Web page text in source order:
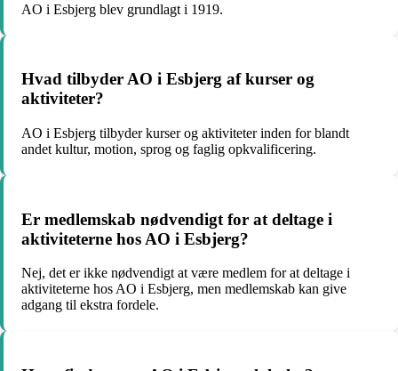
AO i Esbjerg blev grundlagt i 1919.
Hvad tilbyder AO i Esbjerg af kurser og
aktiviteter?
AO i Esbjerg tilbyder kurser og aktiviteter inden for blandt
andet kultur, motion, sprog og faglig opkvalificering.
Er medlemskab nødvendigt for at deltage i
aktiviteterne hos AO i Esbjerg?
Nej, det er ikke nødvendigt at være medlem for at deltage i
aktiviteterne hos AO i Esbjerg, men medlemskab kan give
adgang til ekstra fordele.